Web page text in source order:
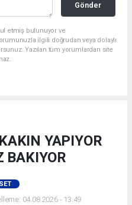
Gönder
etmiş bulunuyor ve
ilgili doğrudan veya dolaylı
Yazılan tüm yorumlardan site
YAPIYOR
BAKIYOR
04.08.2026 - 13:49